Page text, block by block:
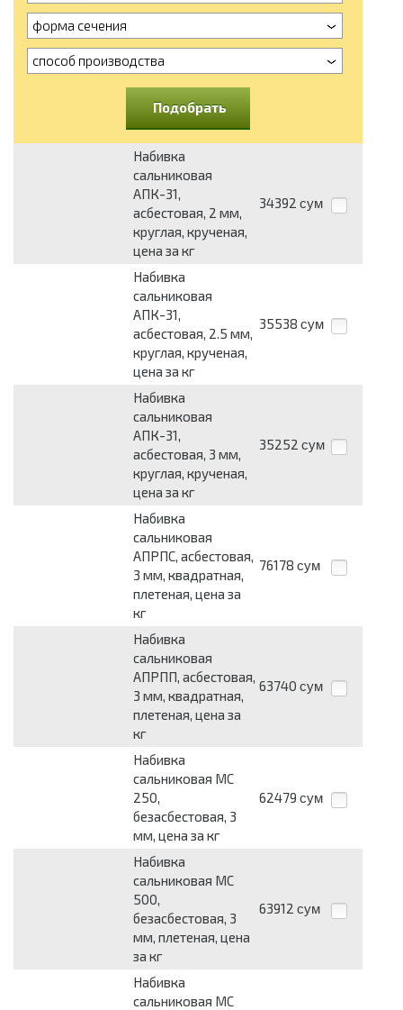
форма сечения
способ производства
Подобрать
Набивка
сальниковая
АПК-31,
асбестовая, 2 мм,
круглая, крученая,
цена за кг
34392 сум
Набивка
сальниковая
АПК-31,
асбестовая, 2.5 мм,
круглая, крученая,
цена за кг
35538 сум
Набивка
сальниковая
АПК-31,
асбестовая, 3 мм,
круглая, крученая,
цена за кг
35252 сум
Набивка
сальниковая
АПРПС, асбестовая,
3 мм, квадратная,
плетеная, цена за
кг
76178 сум
Набивка
сальниковая
АПРПП, асбестовая,
3 мм, квадратная,
плетеная, цена за
кг
63740 сум
Набивка
сальниковая МС
250,
безасбестовая, 3
мм, цена за кг
62479 сум
Набивка
сальниковая МС
500,
безасбестовая, 3
мм, плетеная, цена
за кг
63912 сум
Набивка
сальниковая МС